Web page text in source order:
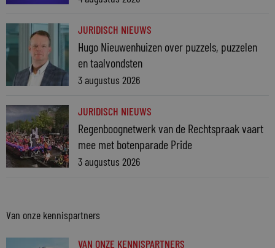
JURIDISCH NIEUWS
Hugo Nieuwenhuizen over puzzels, puzzelen
en taalvondsten
3 augustus 2026
JURIDISCH NIEUWS
Regenboognetwerk van de Rechtspraak vaart
mee met botenparade Pride
3 augustus 2026
Van onze kennispartners
VAN ONZE KENNISPARTNERS